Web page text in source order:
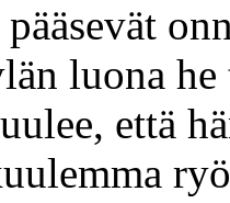
pääsevät
luona
että